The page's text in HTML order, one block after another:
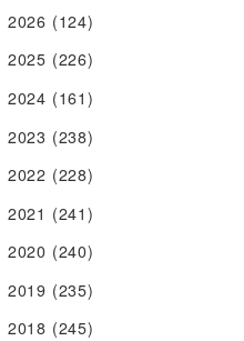
2026 (124)
2025 (226)
2024 (161)
2023 (238)
2022 (228)
2021 (241)
2020 (240)
2019 (235)
2018 (245)